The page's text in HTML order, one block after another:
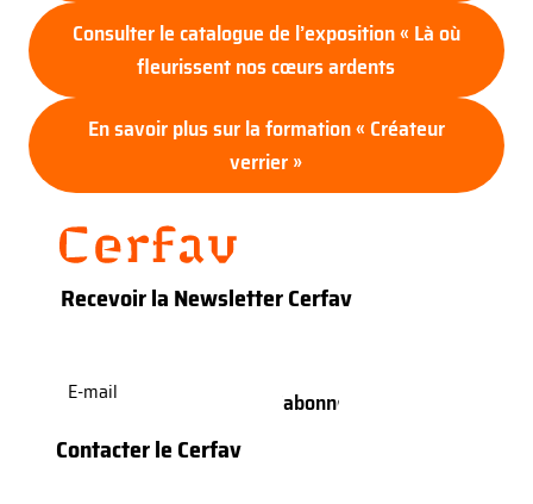
Consulter le catalogue de l’exposition « Là où
fleurissent nos cœurs ardents
En savoir plus sur la formation « Créateur
verrier »
Recevoir la Newsletter Cerfav
mail(Nécessaire)
Contacter le Cerfav